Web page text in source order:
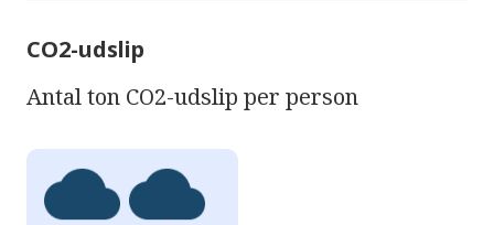
CO2-udslip
Antal ton CO2-udslip per person